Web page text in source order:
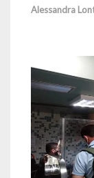
Alessandra